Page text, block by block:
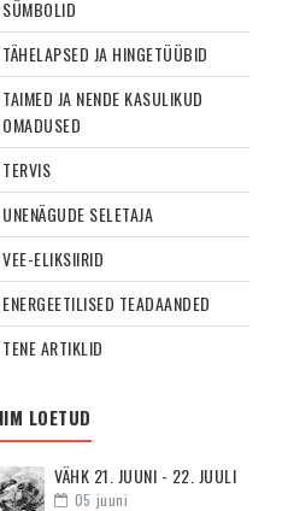
SÜMBOLID
TÄHELAPSED JA HINGETÜÜBID
TAIMED JA NENDE KASULIKUD
OMADUSED
TERVIS
UNENÄGUDE SELETAJA
VEE-ELIKSIIRID
ENERGEETILISED TEADAANDED
TENE ARTIKLID
LOETUD
VÄHK 21. JUUNI - 22. JUULI
05 juuni